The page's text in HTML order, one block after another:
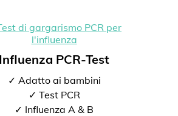
Influenza PCR-Test
✓ Adatto ai bambini
✓ Test PCR
✓ Influenza A & B